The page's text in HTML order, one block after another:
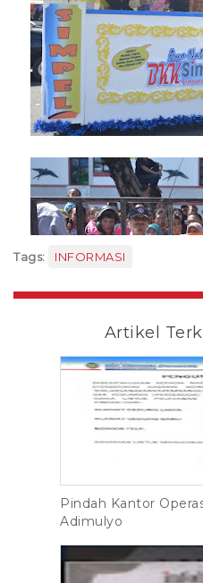
Tags: INFORMASI
Artikel
Pindah Kantor
Adimulyo